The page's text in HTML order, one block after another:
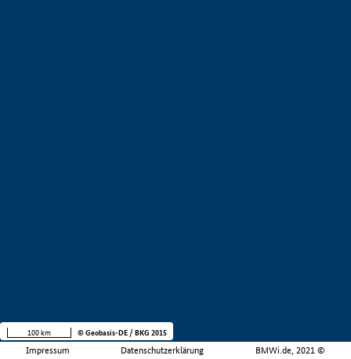
Impressum Datenschutzerklärung BMWi.de, 2021 ©
100 km © Geobasis-DE / BKG 2015